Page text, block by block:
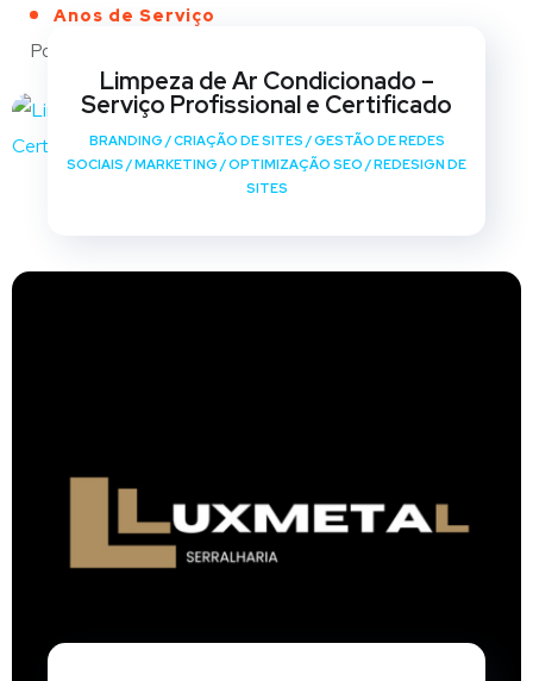
Anos de Serviço
Portfólio
Limpeza de Ar Condicionado –
Serviço Profissional e Certificado
BRANDING /CRIAÇÃO DE SITES /GESTÃO DE REDES
SOCIAIS /MARKETING /OPTIMIZAÇÃO SEO /REDESIGN DE
SITES